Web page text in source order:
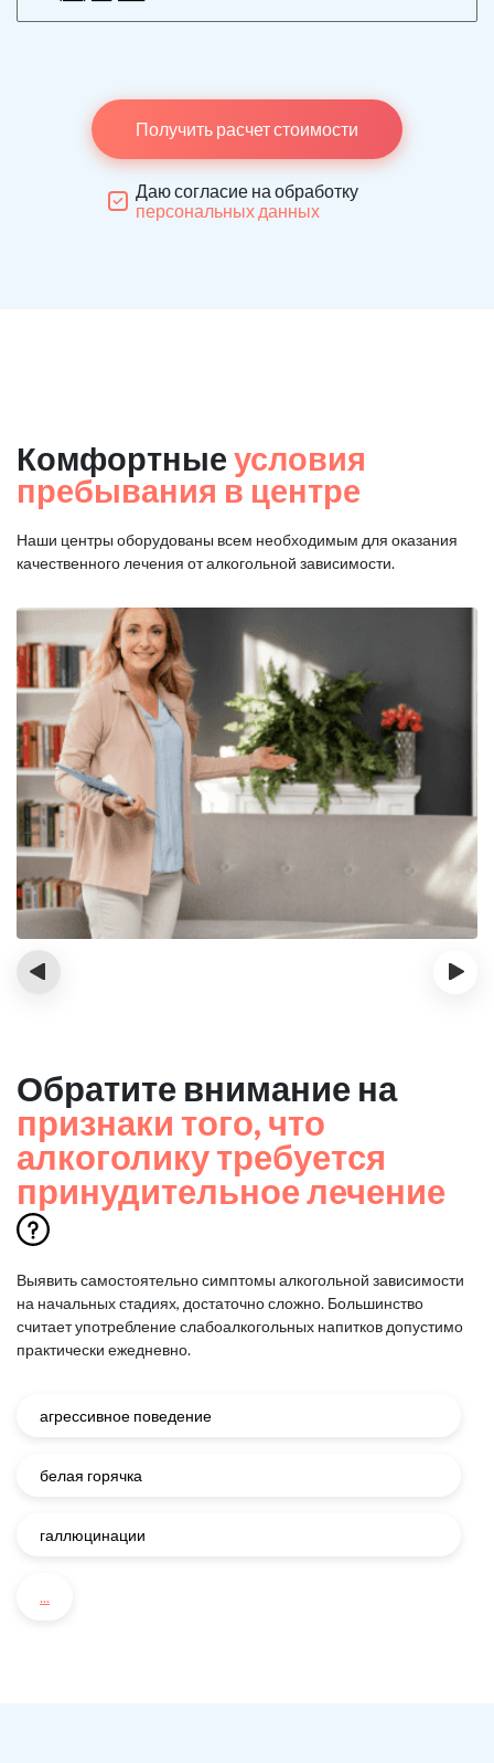
Получить расчет стоимости
Даю согласие на обработку
персональных данных
Комфортные условия
пребывания в центре
Наши центры оборудованы всем необходимым для оказания
качественного лечения от алкогольной зависимости.
‹ ›
Обратите внимание на
признаки того, что
алкоголику требуется
принудительное лечение
Выявить самостоятельно симптомы алкогольной зависимости
на начальных стадиях, достаточно сложно. Большинство
считает употребление слабоалкогольных напитков допустимо
практически ежедневно.
агрессивное поведение
белая горячка
галлюцинации
...